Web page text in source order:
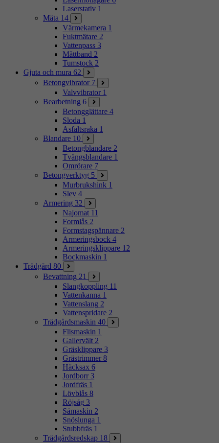
Laserstativ 1
Mäta 14
Värmekamera 1
Fuktmätare 2
Vattenpass 3
Måttband 2
Tumstock 2
Gjuta och mura 62
Betongvibrator 7
Valvvibrator 1
Bearbetning 6
Betongglättare 4
Sloda 1
Asfaltsraka 1
Blandare 10
Betongblandare 2
Tvångsblandare 1
Omrörare 7
Betongverktyg 5
Murbrukshink 1
Slev 4
Armering 32
Najomat 11
Formlås 2
Formstagspännare 2
Armeringsbock 4
Armeringsklippare 12
Bockmaskin 1
Trädgård 80
Bevattning 21
Slangkoppling 11
Vattenkanna 1
Vattenslang 2
Vattenspridare 2
Trädgårdsmaskin 40
Flismaskin 1
Gallervält 2
Gräsklippare 3
Grästrimmer 8
Häcksax 6
Jordborr 3
Jordfräs 1
Lövblås 8
Röjsåg 3
Såmaskin 2
Snöslunga 1
Stubbfräs 1
Trädgårdsredskap 18